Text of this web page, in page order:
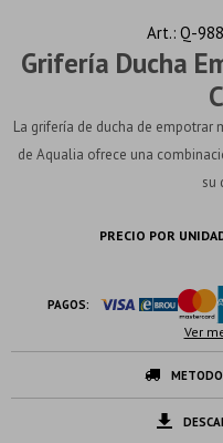
Grifería Ducha
Q-
La grifería de ducha de
de Aqualia ofrece una
su
PRECIO POR
PAGOS:
Ver